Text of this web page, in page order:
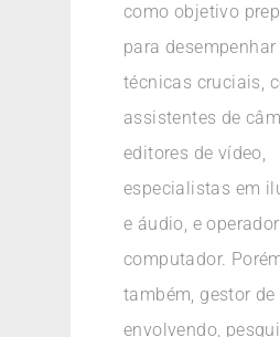
como objetivo
para
técnicas cruciais,
assistentes de
editores de vídeo,
especialistas em
e áudio, e
computador.
também, gestor de
envolvendo,